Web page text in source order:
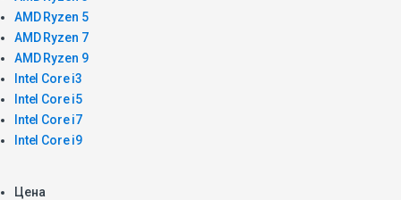
AMD Ryzen 5
AMD Ryzen 7
AMD Ryzen 9
Intel Core i3
Intel Core i5
Intel Core i7
Intel Core i9
Цена